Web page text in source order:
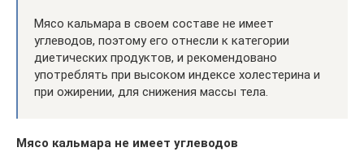
Мясо кальмара в своем составе не имеет
углеводов, поэтому его отнесли к категории
диетических продуктов, и рекомендовано
употреблять при высоком индексе холестерина и
при ожирении, для снижения массы тела.
Мясо кальмара не имеет углеводов